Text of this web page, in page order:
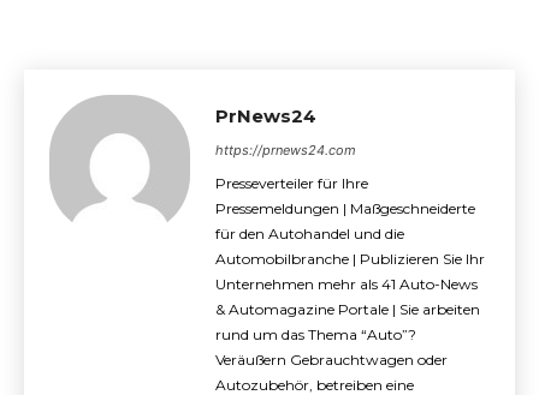
PrNews24
https://prnews24.com
Presseverteiler für Ihre
Pressemeldungen | Maßgeschneiderte
für den Autohandel und die
Automobilbranche | Publizieren Sie Ihr
Unternehmen mehr als 41 Auto-News
& Automagazine Portale | Sie arbeiten
rund um das Thema “Auto”?
Veräußern Gebrauchtwagen oder
Autozubehör, betreiben eine